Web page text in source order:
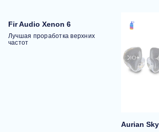
Fir Audio Xenon 6
Лучшая проработка верхних
частот
Aurian